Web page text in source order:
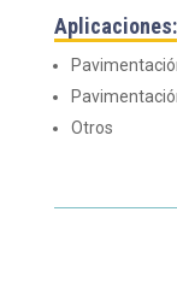
Aplicaciones:
Otros